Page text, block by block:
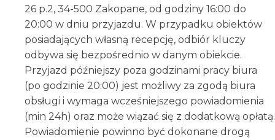
26 p.2, 34-500 Zakopane, od godziny 16:00 do
20:00 w dniu przyjazdu. W przypadku obiektów
posiadających własną recepcję, odbiór kluczy
odbywa się bezpośrednio w danym obiekcie.
Przyjazd późniejszy poza godzinami pracy biura
(po godzinie 20:00) jest możliwy za zgodą biura
obsługi i wymaga wcześniejszego powiadomienia
(min 24h) oraz może wiązać się z dodatkową opłatą.
Powiadomienie powinno być dokonane drogą